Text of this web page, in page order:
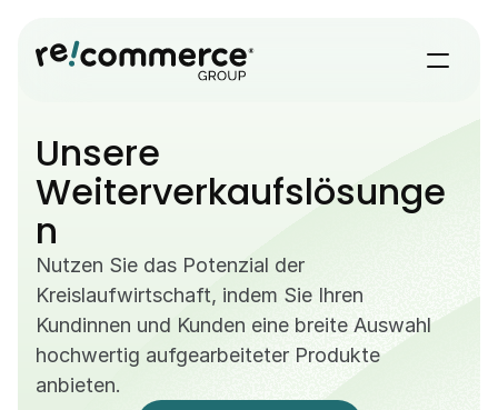
Unsere
Weiterverkaufslösunge
n
Nutzen Sie das Potenzial der
Kreislaufwirtschaft, indem Sie Ihren
Kundinnen und Kunden eine breite Auswahl
hochwertig aufgearbeiteter Produkte
anbieten.